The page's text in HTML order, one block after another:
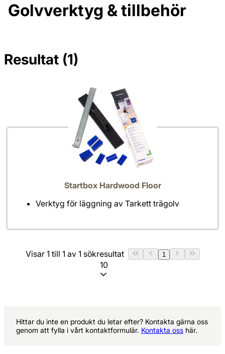
Golvverktyg & tillbehör
Resultat (1)
Startbox Hardwood Floor
Verktyg för läggning av Tarkett trägolv
Visar 1 till 1 av 1 sökresultat 1
10
Hittar du inte en produkt du letar efter? Kontakta gärna oss
genom att fylla i vårt kontaktformulär. Kontakta oss här.